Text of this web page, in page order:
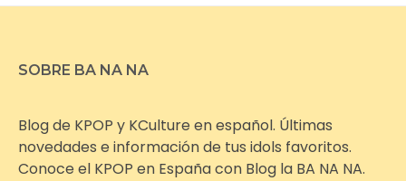
SOBRE BA NA NA
Blog de KPOP y KCulture en español. Últimas
novedades e información de tus idols favoritos.
Conoce el KPOP en España con Blog la BA NA NA.